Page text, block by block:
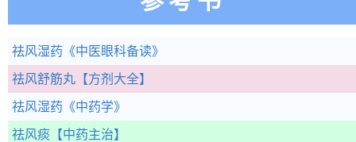
祛风湿药 《中医眼科备读》
祛风舒筋丸 【方剂大全】
祛风湿药 《中药学》
祛风痰 【中药主治】